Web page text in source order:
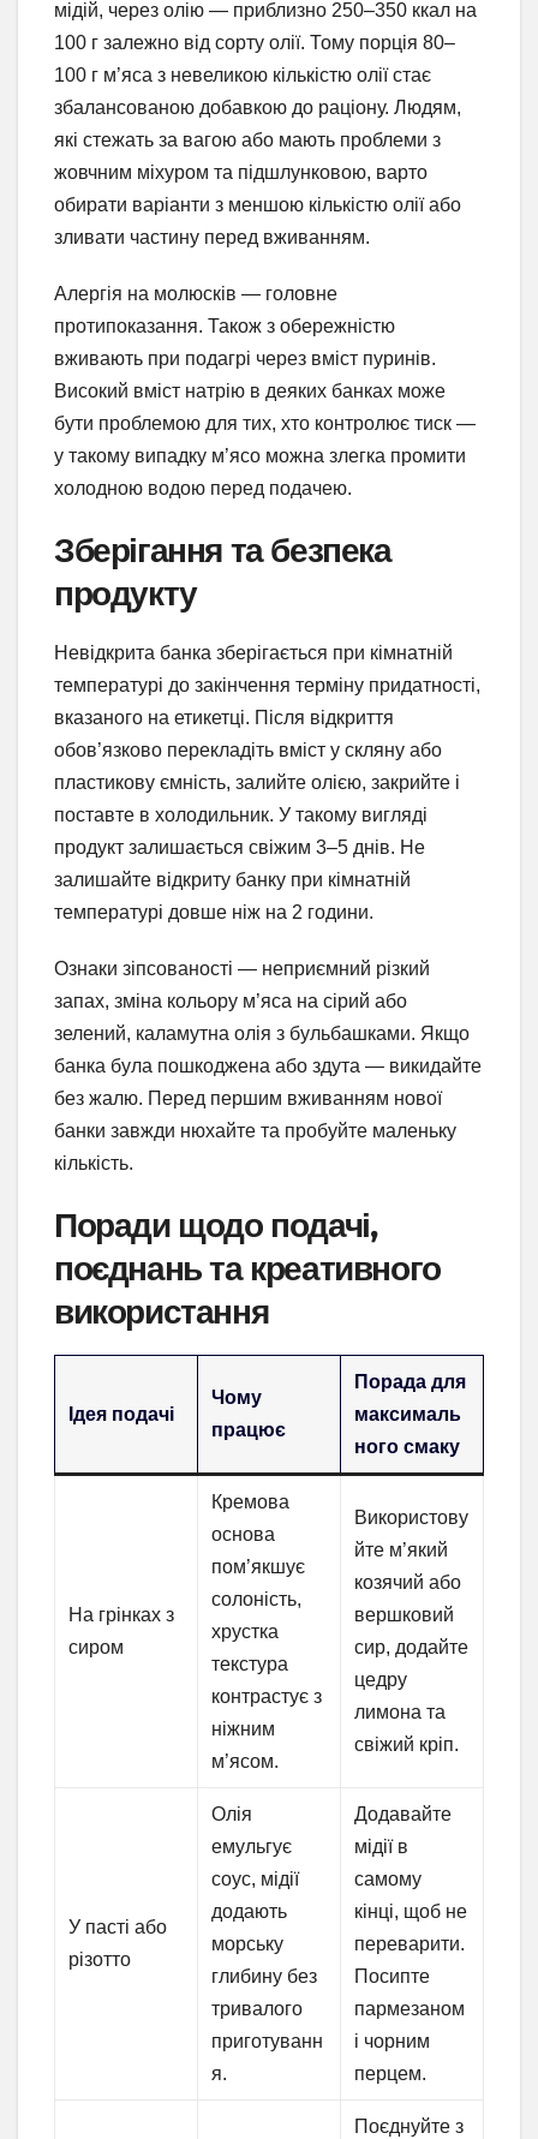
мідій, через олію — приблизно 250–350 ккал на
100 г залежно від сорту олії. Тому порція 80–
100 г м’яса з невеликою кількістю олії стає
збалансованою добавкою до раціону. Людям,
які стежать за вагою або мають проблеми з
жовчним міхуром та підшлунковою, варто
обирати варіанти з меншою кількістю олії або
зливати частину перед вживанням.
Алергія на молюсків — головне
протипоказання. Також з обережністю
вживають при подагрі через вміст пуринів.
Високий вміст натрію в деяких банках може
бути проблемою для тих, хто контролює тиск —
у такому випадку м’ясо можна злегка промити
холодною водою перед подачею.
Зберігання та безпека
продукту
Невідкрита банка зберігається при кімнатній
температурі до закінчення терміну придатності,
вказаного на етикетці. Після відкриття
обов’язково перекладіть вміст у скляну або
пластикову ємність, залийте олією, закрийте і
поставте в холодильник. У такому вигляді
продукт залишається свіжим 3–5 днів. Не
залишайте відкриту банку при кімнатній
температурі довше ніж на 2 години.
Ознаки зіпсованості — неприємний різкий
запах, зміна кольору м’яса на сірий або
зелений, каламутна олія з бульбашками. Якщо
банка була пошкоджена або здутa — викидайте
без жалю. Перед першим вживанням нової
банки завжди нюхайте та пробуйте маленьку
кількість.
Поради щодо подачі,
поєднань та креативного
використання
Ідея подачі
Чому
працює
Порада для
максималь
ного смаку
На грінках з
сиром
Кремова
основа
пом’якшує
солоність,
хрустка
текстура
контрастує з
ніжним
м’ясом.
Використову
йте м’який
козячий або
вершковий
сир, додайте
цедру
лимона та
свіжий кріп.
У пасті або
різотто
Олія
емульгує
соус, мідії
додають
морську
глибину без
тривалого
приготуванн
я.
Додавайте
мідії в
самому
кінці, щоб не
переварити.
Посипте
пармезаном
і чорним
перцем.
Поєднуйте з